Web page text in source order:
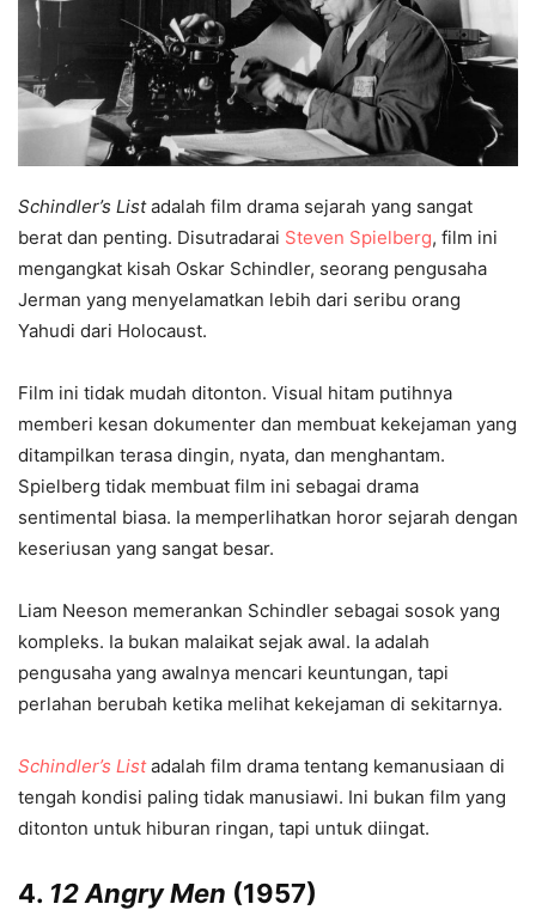
Schindler’s Listadalah film drama sejarah yang sangat
berat dan penting. Disutradarai Steven Spielberg, film ini
mengangkat kisah Oskar Schindler, seorang pengusaha
Jerman yang menyelamatkan lebih dari seribu orang
Yahudi dari Holocaust.
Film ini tidak mudah ditonton. Visual hitam putihnya
memberi kesan dokumenter dan membuat kekejaman yang
ditampilkan terasa dingin, nyata, dan menghantam.
Spielberg tidak membuat film ini sebagai drama
sentimental biasa. Ia memperlihatkan horor sejarah dengan
keseriusan yang sangat besar.
Liam Neeson memerankan Schindler sebagai sosok yang
kompleks. Ia bukan malaikat sejak awal. Ia adalah
pengusaha yang awalnya mencari keuntungan, tapi
perlahan berubah ketika melihat kekejaman di sekitarnya.
Schindler’s Listadalah film drama tentang kemanusiaan di
tengah kondisi paling tidak manusiawi. Ini bukan film yang
ditonton untuk hiburan ringan, tapi untuk diingat.
4. 12 Angry Men (1957)